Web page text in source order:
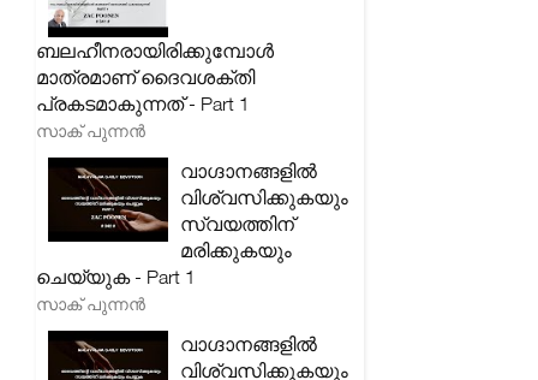
ബലഹീനരായിരിക്കുമ്പോൾ
മാത്രമാണ് ദൈവശക്തി
പ്രകടമാകുന്നത് - Part 1
സാക് പുന്നൻ
വാഗ്ദാനങ്ങളിൽ
വിശ്വസിക്കുകയും
സ്വയത്തിന്
മരിക്കുകയും
ചെയ്യുക - Part 1
സാക് പുന്നൻ
വാഗ്ദാനങ്ങളിൽ
വിശ്വസിക്കുകയും